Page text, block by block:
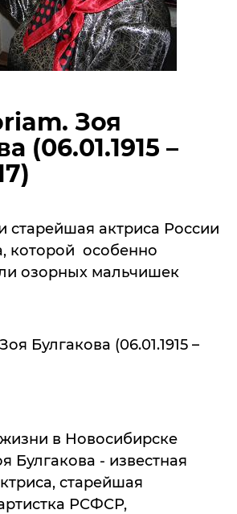
Зоя
(06.01.1915 –
старейшая актриса России
которой особенно
озорных мальчишек
Булгакова (06.01.1915 –
в Новосибирске
Булгакова - известная
старейшая
РСФСР,